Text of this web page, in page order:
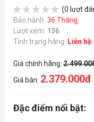
(0 lượt
Bảo hành: 36 Tháng
Lượt xem: 136
Tình trạng hàng: Liên hệ
Giá chính hãng:
Giá bán: 2.379.000đ
Đặc điểm nổi bật: